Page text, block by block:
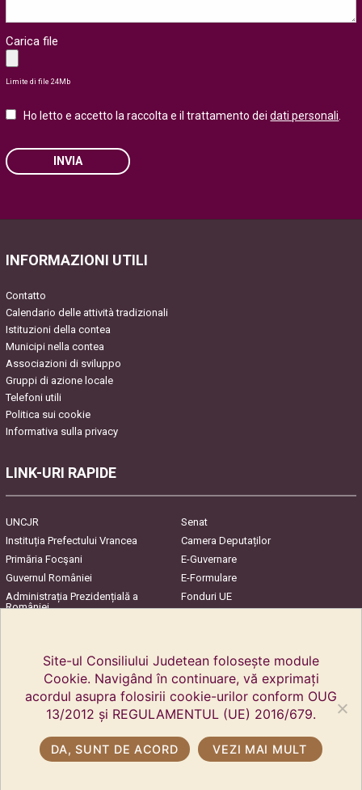
Carica file
Limite di file 24Mb
Ho letto e accetto la raccolta e il trattamento deidati personali.
INVIA
INFORMAZIONI UTILI
Contatto
Calendario delle attività tradizionali
Istituzioni della contea
Municipi nella contea
Associazioni di sviluppo
Gruppi di azione locale
Telefoni utili
Politica sui cookie
Informativa sulla privacy
LINK-URI RAPIDE
UNCJR
Senat
Instituția Prefectului Vrancea
Camera Deputaților
Primăria Focşani
E-Guvernare
Guvernul României
E-Formulare
Administrația Prezidențială a
României
Fonduri UE
Site-ul Consiliului Judetean folosește module
Cookie. Navigând în continuare, vă exprimați
acordul asupra folosirii cookie-urilor conform OUG
13/2012 și REGULAMENTUL (UE) 2016/679.
DA, SUNT DE ACORD VEZI MAI MULT